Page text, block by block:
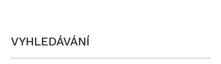
VYHLEDÁVÁNÍ